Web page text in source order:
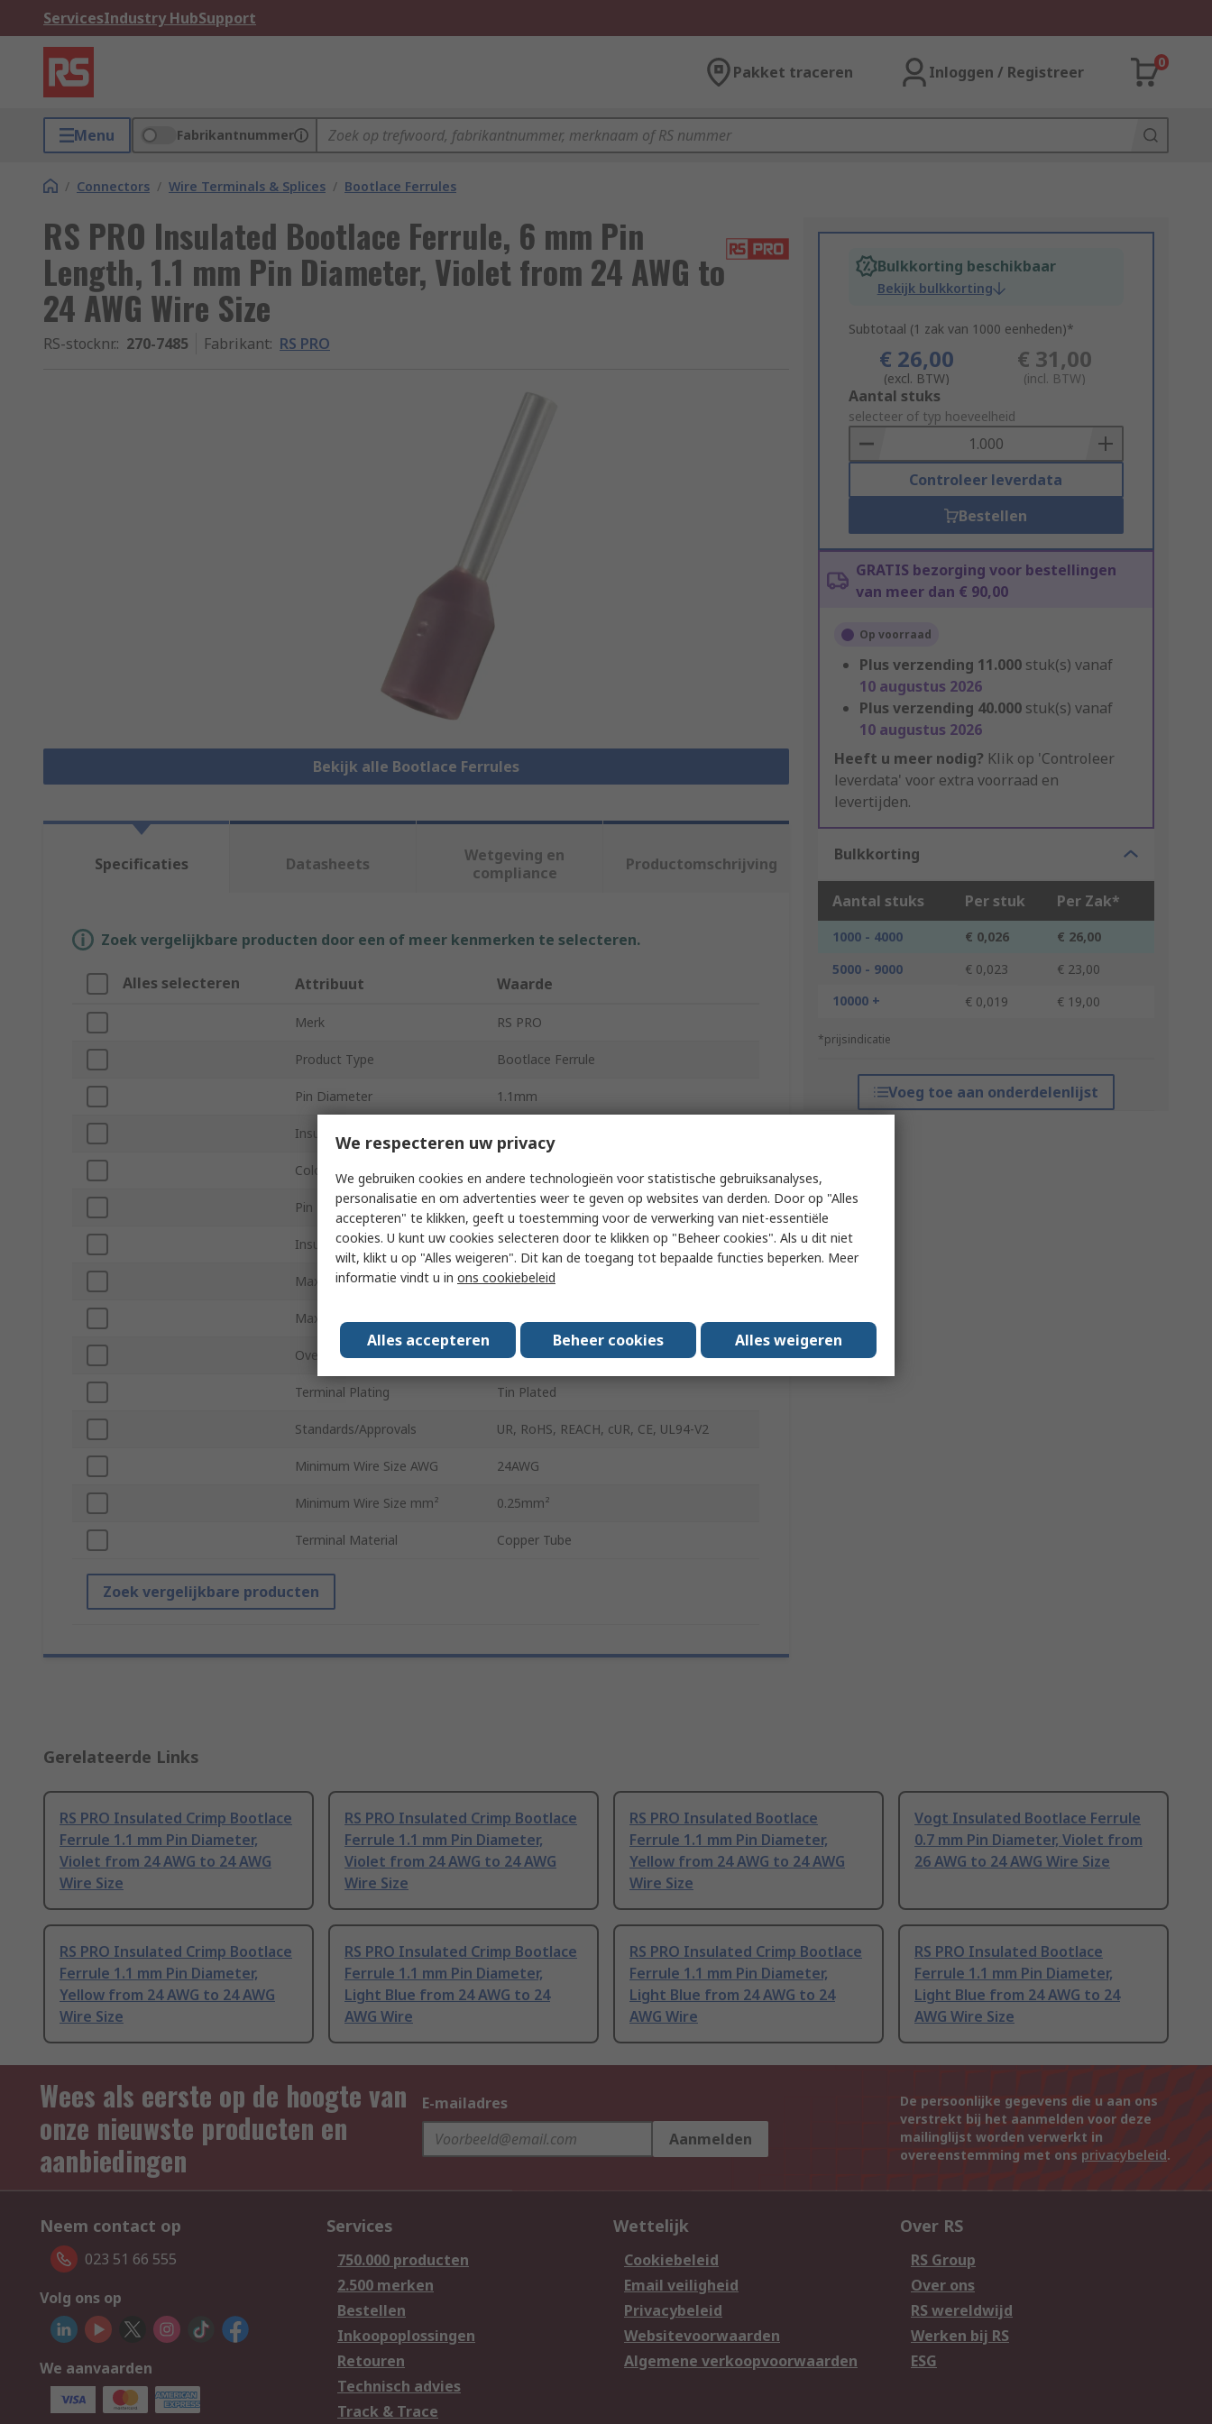
ServicesIndustry HubSupport
Pakket traceren Inloggen / Registreer
0
Menu Fabrikantnummer
/ Connectors / Wire Terminals & Splices / Bootlace Ferrules
RS PRO Insulated Bootlace Ferrule, 6 mm Pin
Length, 1.1 mm Pin Diameter, Violet from 24 AWG to
24 AWG Wire Size
RS-stocknr.: 270-7485 Fabrikant: RS PRO
Bekijk alle Bootlace Ferrules
Bulkkorting beschikbaar
Bekijk bulkkorting
Subtotaal (1 zak van 1000 eenheden)*
€ 26,00
(excl. BTW)
€ 31,00
(incl. BTW)
Add
to
Basket
Aantal stuks
selecteer of typ hoeveelheid
Controleer leverdata
Bestellen
GRATIS bezorging voor bestellingen
van meer dan € 90,00
Op voorraad
Plus verzending 11.000 stuk(s) vanaf
10 augustus 2026
Plus verzending 40.000 stuk(s) vanaf
10 augustus 2026
Heeft u meer nodig? Klik op 'Controleer
leverdata' voor extra voorraad en
levertijden.
Bulkkorting
Aantal stuks Per stuk Per Zak*
1000 - 4000 € 0,026
€ 26,00
5000 - 9000
€ 0,023
€ 23,00
10000 +
€ 0,019 € 19,00
*prijsindicatie
Voeg toe aan onderdelenlijst
Specificaties Datasheets
Wetgeving en
compliance
Productomschrijving
Zoek vergelijkbare producten door een of meer kenmerken te selecteren.
Alles selecteren Attribuut Waarde
Merk RS PRO
Product Type Bootlace Ferrule
Pin Diameter 1.1mm
Insulation Material Nylon
Colour Violet
Pin Length 6mm
Insulation Insulated
Maximum Wire Size mm² 0.25mm²
Maximum Wire Size AWG 24AWG
Overall Length 10.4mm
Terminal Plating Tin Plated
Standards/Approvals UR, RoHS, REACH, cUR, CE, UL94-V2
Minimum Wire Size AWG 24AWG
Minimum Wire Size mm² 0.25mm²
Terminal Material Copper Tube
Zoek vergelijkbare producten
Gerelateerde Links
RS PRO Insulated Crimp Bootlace
Ferrule 1.1 mm Pin Diameter,
Violet from 24 AWG to 24 AWG
Wire Size
RS PRO Insulated Crimp Bootlace
Ferrule 1.1 mm Pin Diameter,
Violet from 24 AWG to 24 AWG
Wire Size
RS PRO Insulated Bootlace
Ferrule 1.1 mm Pin Diameter,
Yellow from 24 AWG to 24 AWG
Wire Size
Vogt Insulated Bootlace Ferrule
0.7 mm Pin Diameter, Violet from
26 AWG to 24 AWG Wire Size
RS PRO Insulated Crimp Bootlace
Ferrule 1.1 mm Pin Diameter,
Yellow from 24 AWG to 24 AWG
Wire Size
RS PRO Insulated Crimp Bootlace
Ferrule 1.1 mm Pin Diameter,
Light Blue from 24 AWG to 24
AWG Wire
RS PRO Insulated Crimp Bootlace
Ferrule 1.1 mm Pin Diameter,
Light Blue from 24 AWG to 24
AWG Wire
RS PRO Insulated Bootlace
Ferrule 1.1 mm Pin Diameter,
Light Blue from 24 AWG to 24
AWG Wire Size
Wees als eerste op de hoogte van
onze nieuwste producten en
aanbiedingen
E-mailadres
Aanmelden
De persoonlijke gegevens die u aan ons
verstrekt bij het aanmelden voor deze
mailinglijst worden verwerkt in
overeenstemming met ons privacybeleid.
Neem contact op
023 51 66 555
Volg ons op
We aanvaarden
Services
750.000 producten
2.500 merken
Bestellen
Inkoopoplossingen
Retouren
Technisch advies
Track & Trace
Wettelijk
Cookiebeleid
Email veiligheid
Privacybeleid
Websitevoorwaarden
Algemene verkoopvoorwaarden
Over RS
RS Group
Over ons
RS wereldwijd
Werken bij RS
ESG
We respecteren uw privacy
We gebruiken cookies en andere technologieën voor statistische gebruiksanalyses,
personalisatie en om advertenties weer te geven op websites van derden. Door op "Alles
accepteren" te klikken, geeft u toestemming voor de verwerking van niet-essentiële
cookies. U kunt uw cookies selecteren door te klikken op "Beheer cookies". Als u dit niet
wilt, klikt u op "Alles weigeren". Dit kan de toegang tot bepaalde functies beperken. Meer
informatie vindt u in ons cookiebeleid
Alles accepteren Beheer cookies Alles weigeren